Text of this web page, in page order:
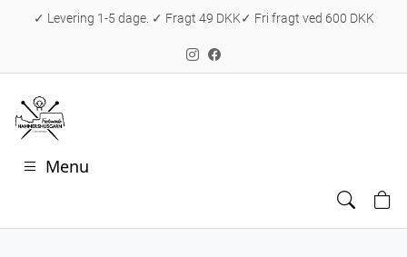
✓ Levering 1-5 dage. ✓ Fragt 49 DKK✓ Fri fragt ved 600 DKK
Menu